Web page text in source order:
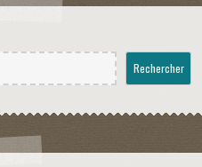
Rechercher